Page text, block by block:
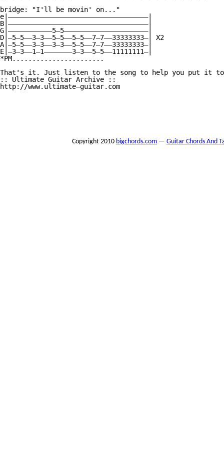
bridge: "I'll be movin' on..."
e|———————————————————————————————————|
B|———————————————————————————————————|
G|———————————5—5—————————————————————|
D|—5—5——3—3——5—5——5—5——7—7——33333333—| X2
A|—5—5——3—3——3—3——5—5——7—7——33333333—|
E|—3—3——1—1———————3—3——5—5——11111111—|
*PM.......................
That's it. Just listen to the song to help you put it
:: Ultimate Guitar Archive ::
http://www.ultimate—guitar.com
Copyright 2010 bigchords.com — Guitar Chords And